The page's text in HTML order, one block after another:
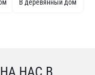
В деревянный дом
НАС В